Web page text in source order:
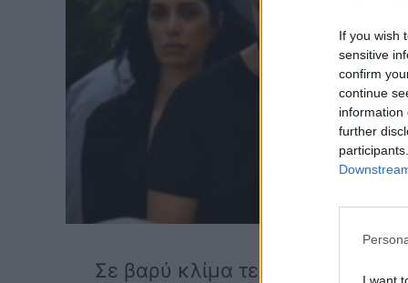
If you wish
sensitive
confirm
continue
information
further
I want
Σε βαρύ κλίμα τελέστηκε η